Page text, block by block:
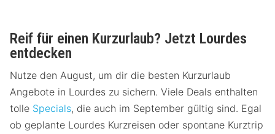
Reif für einen Kurzurlaub? Jetzt Lourdes
entdecken
Nutze den August, um dir die besten Kurzurlaub
Angebote in Lourdes zu sichern. Viele Deals enthalten
tolle Specials, die auch im September gültig sind. Egal
ob geplante Lourdes Kurzreisen oder spontane Kurztrip